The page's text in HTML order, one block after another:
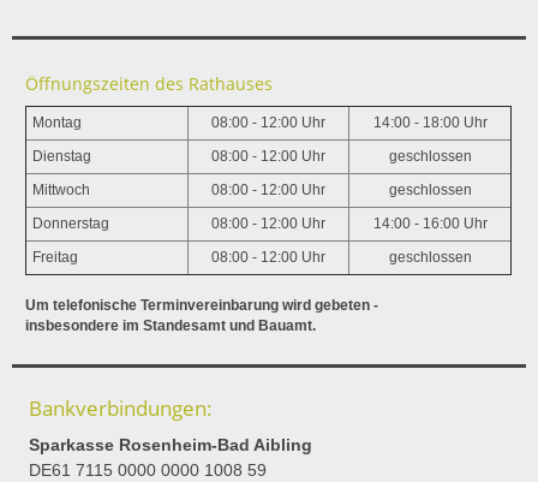
Öffnungszeiten des Rathauses
Montag 08:00 - 12:00 Uhr 14:00 - 18:00 Uhr
Dienstag 08:00 - 12:00 Uhr geschlossen
Mittwoch 08:00 - 12:00 Uhr geschlossen
Donnerstag 08:00 - 12:00 Uhr 14:00 - 16:00 Uhr
Freitag 08:00 - 12:00 Uhr geschlossen
Um telefonische Terminvereinbarung wird gebeten -
insbesondere im Standesamt und Bauamt.
Bankverbindungen:
Sparkasse Rosenheim-Bad Aibling
DE61 7115 0000 0000 1008 59